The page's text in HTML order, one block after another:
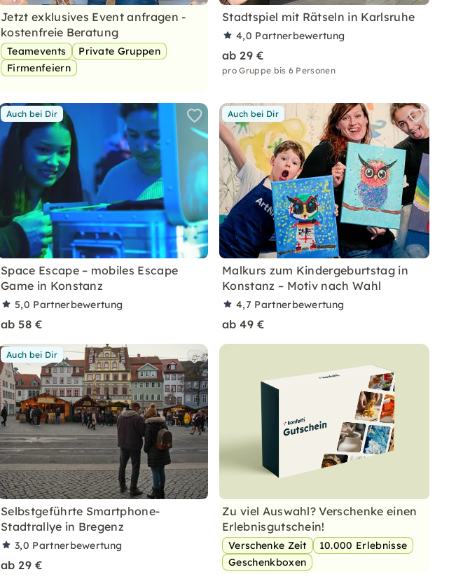
Jetzt exklusives Event anfragen -
kostenfreie Beratung
Teamevents
Private Gruppen
Firmenfeiern
Stadtspiel mit Rätseln in Karlsruhe
4,0 Partnerbewertung
ab 29 €
pro Gruppe bis 6 Personen
Auch bei Dir
Space Escape – mobiles Escape
Game in Konstanz
5,0 Partnerbewertung
ab 58 €
Auch bei Dir
Malkurs zum Kindergeburtstag in
Konstanz – Motiv nach Wahl
4,7 Partnerbewertung
ab 49 €
Auch bei Dir
Selbstgeführte Smartphone-
Stadtrallye in Bregenz
3,0 Partnerbewertung
ab 29 €
Zu viel Auswahl? Verschenke einen
Erlebnisgutschein!
Verschenke Zeit
10.000 Erlebnisse
Geschenkboxen